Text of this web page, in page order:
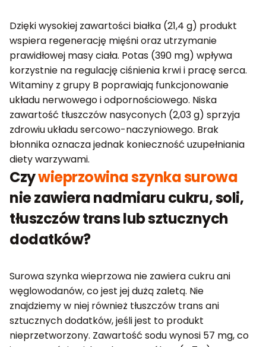
Dzięki wysokiej zawartości białka (21,4 g) produkt
wspiera regenerację mięśni oraz utrzymanie
prawidłowej masy ciała. Potas (390 mg) wpływa
korzystnie na regulację ciśnienia krwi i pracę serca.
Witaminy z grupy B poprawiają funkcjonowanie
układu nerwowego i odpornościowego. Niska
zawartość tłuszczów nasyconych (2,03 g) sprzyja
zdrowiu układu sercowo-naczyniowego. Brak
błonnika oznacza jednak konieczność uzupełniania
diety warzywami.
Czywieprzowina szynka surowa
nie zawiera nadmiaru cukru, soli,
tłuszczów trans lub sztucznych
dodatków?
Surowa szynka wieprzowa nie zawiera cukru ani
węglowodanów, co jest jej dużą zaletą. Nie
znajdziemy w niej również tłuszczów trans ani
sztucznych dodatków, jeśli jest to produkt
nieprzetworzony. Zawartość sodu wynosi 57 mg, co